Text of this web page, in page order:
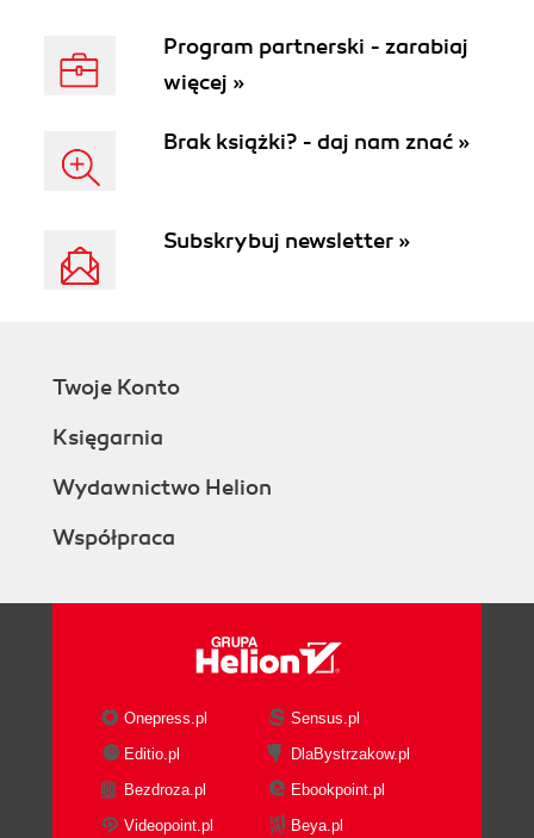
Program partnerski - zarabiaj
więcej »
Brak książki? - daj nam znać »
Subskrybuj newsletter »
Twoje Konto
Księgarnia
Wydawnictwo Helion
Współpraca
Onepress.pl
Sensus.pl
Editio.pl
DlaBystrzakow.pl
Bezdroza.pl
Ebookpoint.pl
Videopoint.pl
Beya.pl